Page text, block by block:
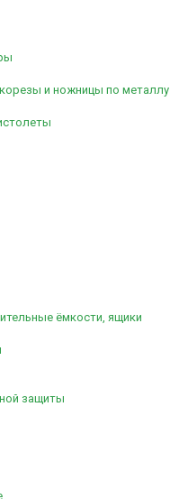
и ножницы по металлу
ёмкости, ящики
защиты